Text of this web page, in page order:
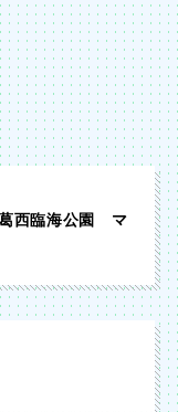
葛西臨海公園 マ